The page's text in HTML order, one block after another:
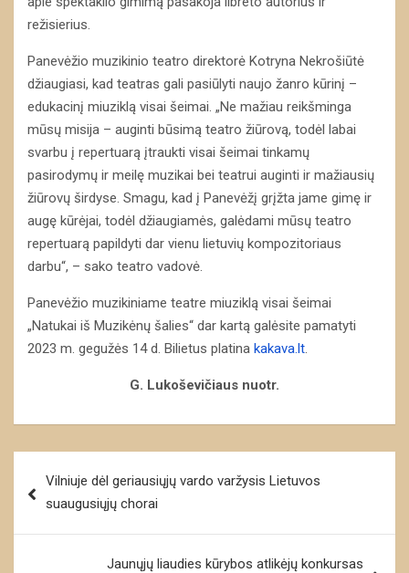
režisierius.
Panevėžio muzikinio teatro direktorė Kotryna Nekrošiūtė
džiaugiasi, kad teatras gali pasiūlyti naujo žanro kūrinį –
edukacinį miuziklą visai šeimai. „Ne mažiau reikšminga
mūsų misija – auginti būsimą teatro žiūrovą, todėl labai
svarbu į repertuarą įtraukti visai šeimai tinkamų
pasirodymų ir meilę muzikai bei teatrui auginti ir mažiausių
žiūrovų širdyse. Smagu, kad į Panevėžį grįžta jame gimę ir
augę kūrėjai, todėl džiaugiamės, galėdami mūsų teatro
repertuarą papildyti dar vienu lietuvių kompozitoriaus
darbu“, – sako teatro vadovė.
Panevėžio muzikiniame teatre miuziklą visai šeimai
„Natukai iš Muzikėnų šalies“ dar kartą galėsite pamatyti
2023 m. gegužės 14 d. Bilietus platina kakava.lt
G. Lukoševičiaus nuotr.
tarpVilniuje dėl geriausiųjų vardo varžysis Lietuvos
suaugusiųjų chorai
Jaunųjų liaudies kūrybos atlikėjų konkursas